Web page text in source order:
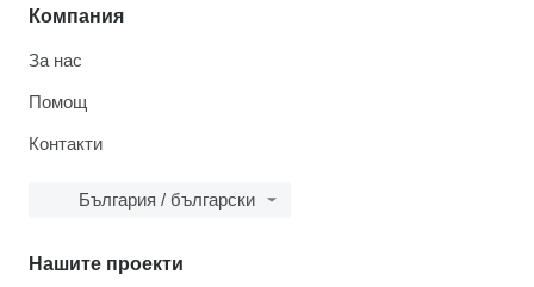
Компания
За нас
Помощ
Контакти
България / български
Нашите проекти